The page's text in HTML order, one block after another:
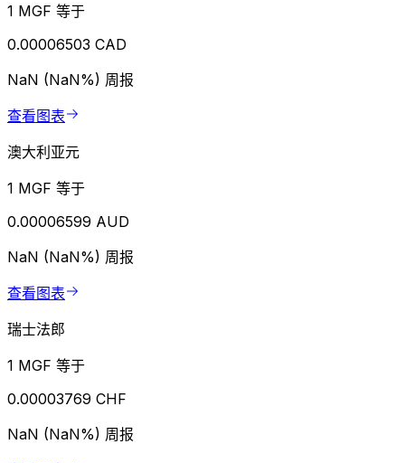
1 MGF 等于
0.00006503 CAD
NaN (NaN%) 周报
查看图表
澳大利亚元
1 MGF 等于
0.00006599 AUD
NaN (NaN%) 周报
查看图表
瑞士法郎
1 MGF 等于
0.00003769 CHF
NaN (NaN%) 周报